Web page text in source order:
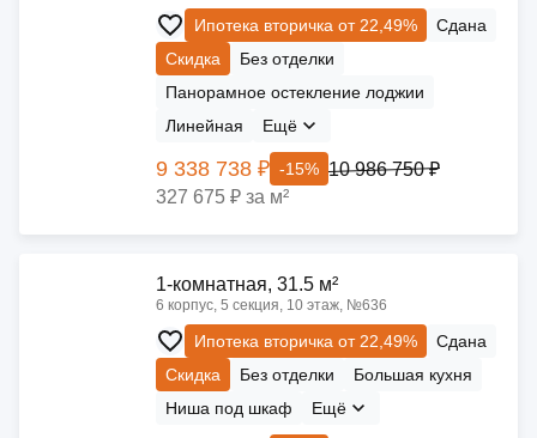
Ипотека вторичка от 22,49%
Сдана
Скидка
Без отделки
Панорамное остекление лоджии
Линейная
Ещё
9 338 738 ₽ -15% 10 986 750 ₽
327 675 ₽ за м²
1-комнатная, 31.5 м²
6 корпус, 5 секция, 10 этаж, №636
Ипотека вторичка от 22,49%
Сдана
Скидка
Без отделки
Большая кухня
Ниша под шкаф
Ещё